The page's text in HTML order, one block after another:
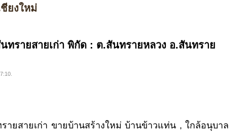
ชียงใหม่
ทรายสายเก่า พิกัด : ต.สันทรายหลวง อ.สันทราย
ายสายเก่า ขายบ้านสร้างใหม่ บ้านข้าวแท่น , ใกล้อนุบาล